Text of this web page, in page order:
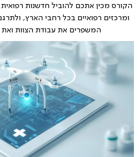
הקורס מכין אתכם להוביל חדשנות
ומרכזים רפואיים בכל רחבי הארץ,
המשפרים את עבודת הצוות ואת